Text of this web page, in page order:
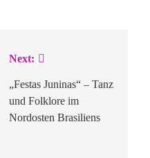
Next:
„Festas Juninas“ – Tanz
und Folklore im
Nordosten Brasiliens